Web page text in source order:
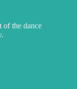
of the dance